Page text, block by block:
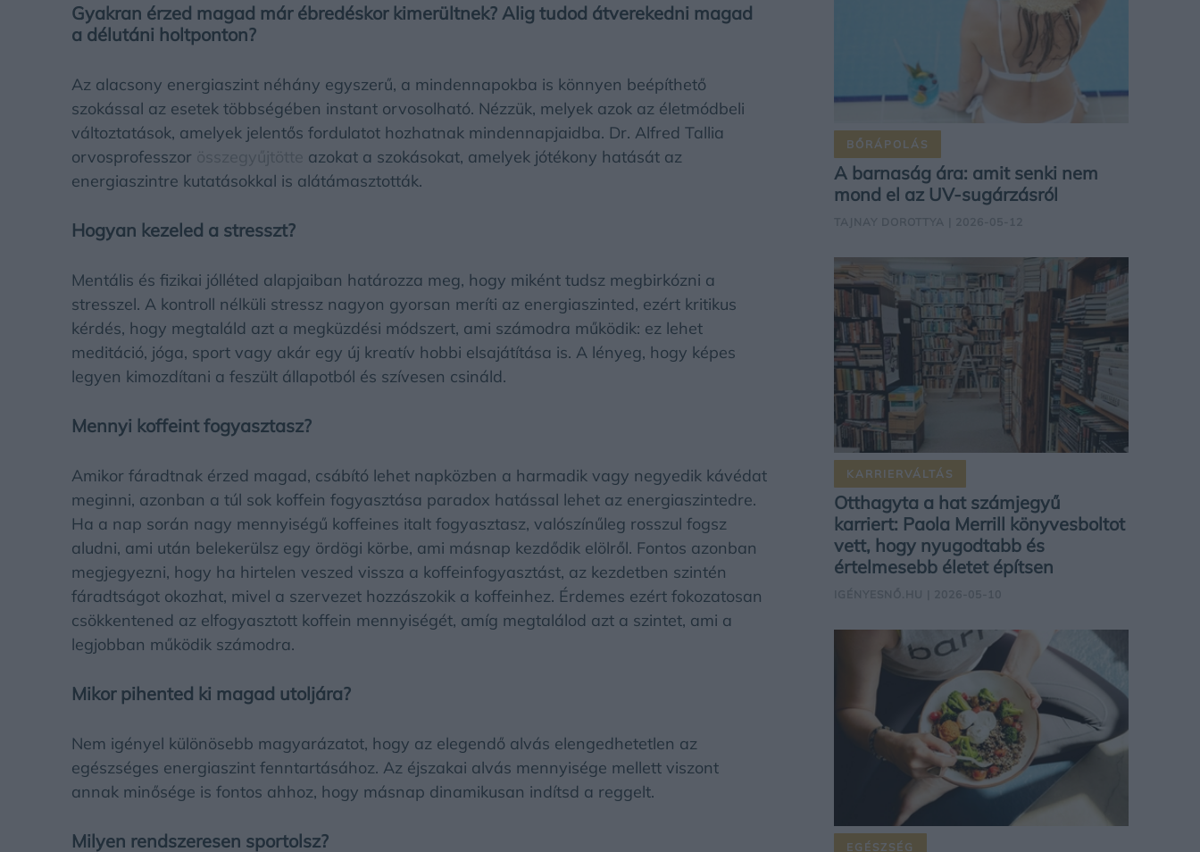
Gyakran érzed magad már ébredéskor kimerültnek? Alig tudod átverekedni magad
a délutáni holtponton?
Az alacsony energiaszint néhány egyszerű, a mindennapokba is könnyen beépíthető
szokással az esetek többségében instant orvosolható. Nézzük, melyek azok az életmódbeli
változtatások, amelyek jelentős fordulatot hozhatnak mindennapjaidba. Dr. Alfred Tallia
orvosprofesszor
azokat a szokásokat, amelyek jótékony hatását az
energiaszintre kutatásokkal is alátámasztották.
Hogyan kezeled a stresszt?
Mentális és fizikai jólléted alapjaiban határozza meg, hogy miként tudsz megbirkózni a
stresszel. A kontroll nélküli stressz nagyon gyorsan meríti az energiaszinted, ezért kritikus
kérdés, hogy megtaláld azt a megküzdési módszert, ami számodra működik: ez lehet
meditáció, jóga, sport vagy akár egy új kreatív hobbi elsajátítása is. A lényeg, hogy képes
legyen kimozdítani a feszült állapotból és szívesen csináld.
Mennyi koffeint fogyasztasz?
Amikor fáradtnak érzed magad, csábító lehet napközben a harmadik vagy negyedik kávédat
meginni, azonban a túl sok koffein fogyasztása paradox hatással lehet az energiaszintedre.
Ha a nap során nagy mennyiségű koffeines italt fogyasztasz, valószínűleg rosszul fogsz
aludni, ami után belekerülsz egy ördögi körbe, ami másnap kezdődik elölről. Fontos azonban
megjegyezni, hogy ha hirtelen veszed vissza a koffeinfogyasztást, az kezdetben szintén
fáradtságot okozhat, mivel a szervezet hozzászokik a koffeinhez. Érdemes ezért fokozatosan
csökkentened az elfogyasztott koffein mennyiségét, amíg megtalálod azt a szintet, ami a
legjobban működik számodra.
Mikor pihented ki magad utoljára?
Nem igényel különösebb magyarázatot, hogy az elegendő alvás elengedhetetlen az
egészséges energiaszint fenntartásához. Az éjszakai alvás mennyisége mellett viszont
annak minősége is fontos ahhoz, hogy másnap dinamikusan indítsd a reggelt.
Milyen rendszeresen sportolsz?
BŐRÁPOLÁS
A barnaság ára: amit senki nem
mond el az UV-sugárzásról
KARRIERVÁLTÁS
Otthagyta a hat számjegyű
karriert: Paola Merrill könyvesboltot
vett, hogy nyugodtabb és
értelmesebb életet építsen
EGÉSZSÉG